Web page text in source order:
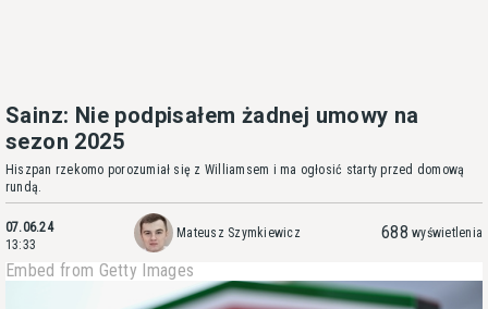
Sainz: Nie podpisałem żadnej umowy na
sezon 2025
Hiszpan rzekomo porozumiał się z Williamsem i ma ogłosić starty przed domową
rundą.
07.06.24
13:33
Mateusz Szymkiewicz 688 wyświetlenia
Embed from Getty Images